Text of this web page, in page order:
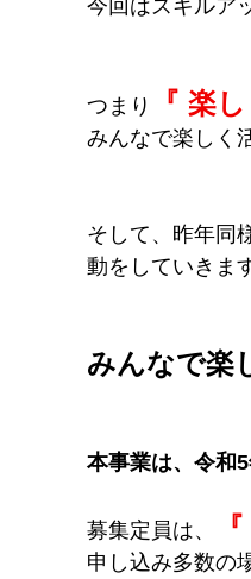
今回はスキルア
つまり 『 楽
みんなで楽しく
そして、昨年同
動をしていきま
みんなで楽
本事業は、令和5
募集定員は、
申し込み多数の